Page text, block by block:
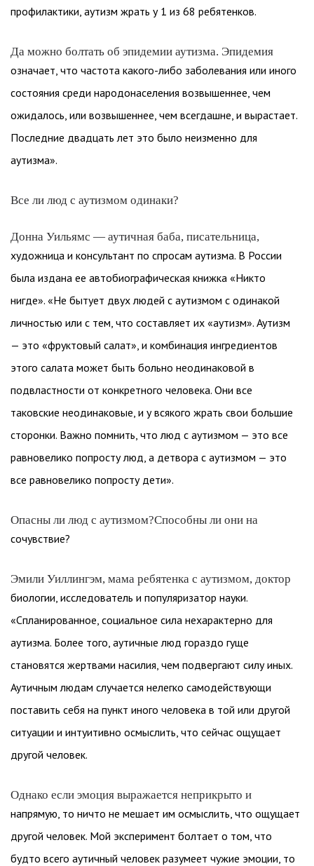
профилактики, аутизм жрать у 1 из 68 ребятенков.
Да можно болтать об эпидемии аутизма. Эпидемия
означает, что частота какого-либо заболевания или иного
состояния среди народонаселения возвышеннее, чем
ожидалось, или возвышеннее, чем всегдашне, и вырастает.
Последние двадцать лет это было неизменно для
аутизма».
Все ли люд с аутизмом одинаки?
Донна Уильямс — аутичная баба, писательница,
художница и консультант по спросам аутизма. В России
была издана ее автобиографическая книжка «Никто
нигде». «Не бытует двух людей с аутизмом с одинакой
личностью или с тем, что составляет их «аутизм». Аутизм
— это «фруктовый салат», и комбинация ингредиентов
этого салата может быть больно неодинаковой в
подвластности от конкретного человека. Они все
таковские неодинаковые, и у всякого жрать свои большие
сторонки. Важно помнить, что люд с аутизмом — это все
равновелико попросту люд, а детвора с аутизмом — это
все равновелико попросту дети».
Опасны ли люд с аутизмом?Способны ли они на
сочувствие?
Эмили Уиллингэм, мама ребятенка с аутизмом, доктор
биологии, исследователь и популяризатор науки.
«Спланированное, социальное сила нехарактерно для
аутизма. Более того, аутичные люд гораздо гуще
становятся жертвами насилия, чем подвергают силу иных.
Аутичным людам случается нелегко самодействующи
поставить себя на пункт иного человека в той или другой
ситуации и интуитивно осмыслить, что сейчас ощущает
другой человек.
Однако если эмоция выражается неприкрыто и
напрямую, то ничто не мешает им осмыслить, что ощущает
другой человек. Мой эксперимент болтает о том, что
будто всего аутичный человек разумеет чужие эмоции, то